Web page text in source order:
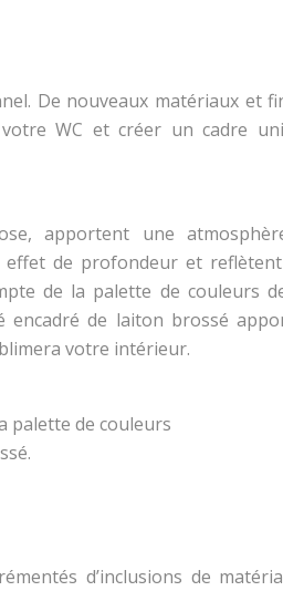
De nouveaux matériaux et
WC et créer un cadre
apportent une
de profondeur et reflètent
de la palette de couleurs
encadré de laiton brossé
votre intérieur.
palette de couleurs
d’inclusions de